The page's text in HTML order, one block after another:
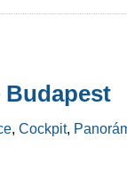
Budapest
, Cockpit,